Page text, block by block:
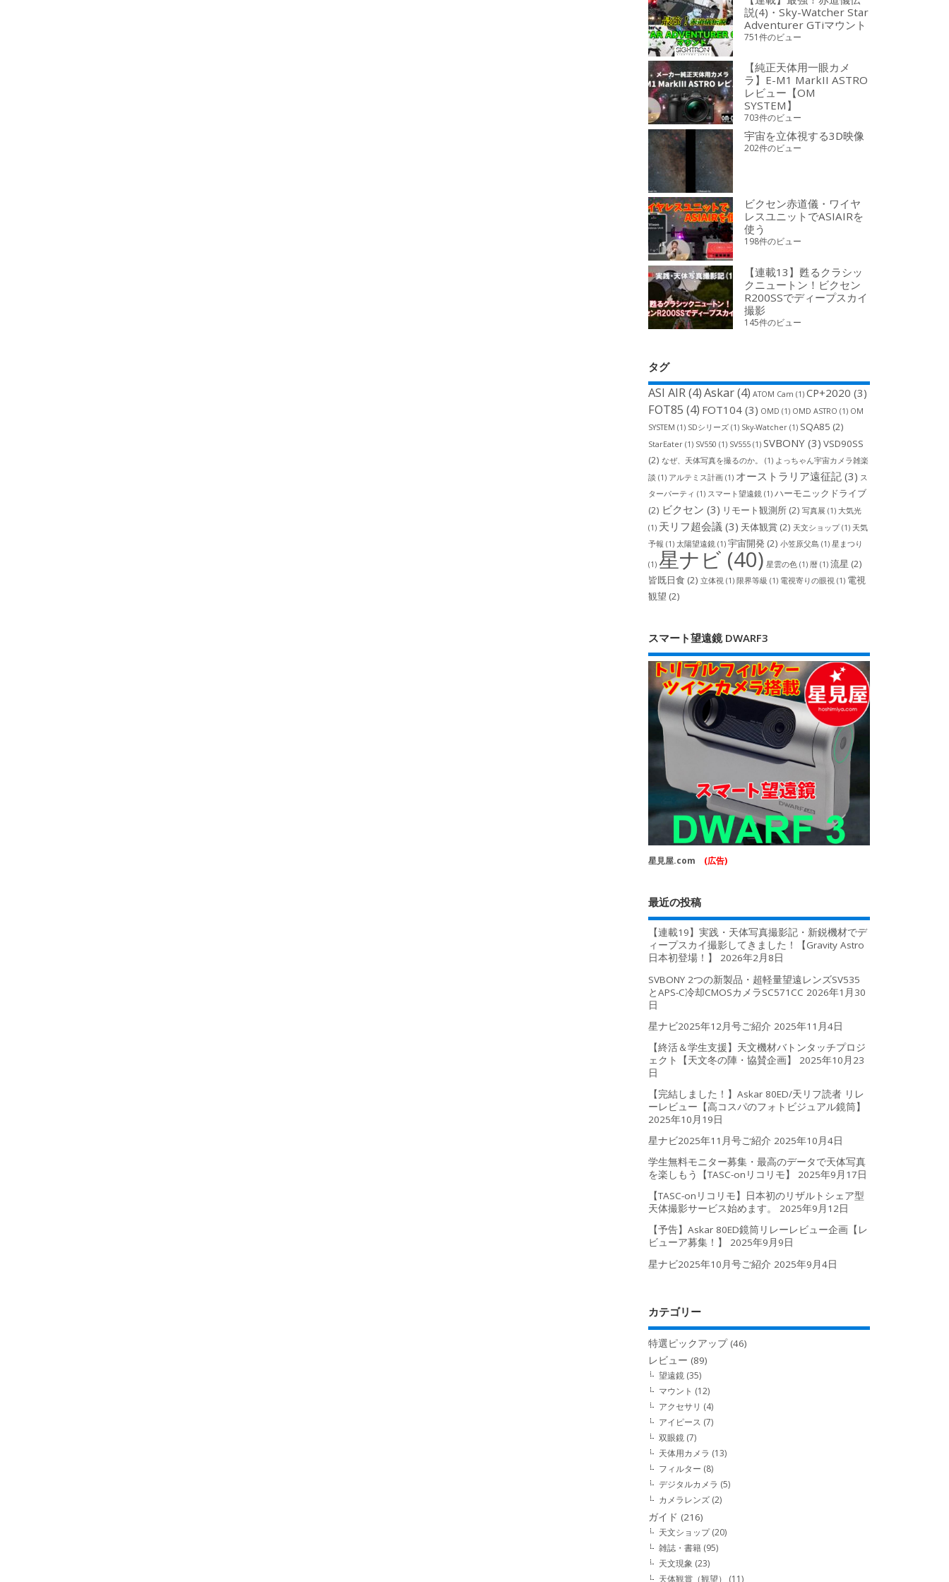
説(4)・Sky-Watcher Star
Adventurer GTiマウント
751件のビュー
【純正天体用一眼カメ
ラ】E-M1 MarkII ASTRO
レビュー【OM
SYSTEM】
703件のビュー
宇宙を立体視する3D映像
202件のビュー
ビクセン赤道儀・ワイヤ
レスユニットでASIAIRを
使う
198件のビュー
【連載13】甦るクラシッ
クニュートン！ビクセン
R200SSでディープスカイ
撮影
145件のビュー
タグ
ASI AIR(4) Askar(4) ATOM Cam (1) CP+2020 (3)
FOT85 (4) FOT104 (3) OMD (1) OMD ASTRO (1) OM
SYSTEM (1) SDシリーズ (1) Sky-Watcher (1) SQA85 (2)
StarEater (1) SV550 (1) SV555 (1) SVBONY (3) VSD90SS
(2) なぜ、天体写真を撮るのか。 (1) よっちゃん宇宙カメラ雑楽
談 (1) アルテミス計画 (1) オーストラリア遠征記 (3) ス
ターパーティ (1) スマート望遠鏡 (1) ハーモニックドライブ
(2) ビクセン (3) リモート観測所 (2) 写真展 (1) 大気光
(1) 天リフ超会議 (3) 天体観賞 (2) 天文ショップ(1) 天気
予報 (1) 太陽望遠鏡 (1) 宇宙開発 (2) 小笠原父島 (1) 星まつり
(1) 星ナビ (40) 星雲の色 (1) 暦 (1) 流星 (2)
皆既日食 (2) 立体視 (1) 限界等級 (1) 電視寄りの眼視 (1) 電視
観望 (2)
スマート望遠鏡 DWARF3
星見屋.com (広告)
最近の投稿
【連載19】実践・天体写真撮影記・新鋭機材でデ
ィープスカイ撮影してきました！【Gravity Astro
日本初登場！】
2026年2月8日
SVBONY 2つの新製品・超軽量望遠レンズSV535
とAPS-C冷却CMOSカメラSC571CC 2026年1月30
日
星ナビ2025年12月号ご紹介 2025年11月4日
【終活＆学生支援】天文機材バトンタッチプロジ
ェクト【天文冬の陣・協賛企画】
2025年10月23
日
【完結しました！】Askar 80ED/天リフ読者 リレ
ーレビュー【高コスパのフォトビジュアル鏡筒】
2025年10月19日
星ナビ2025年11月号ご紹介 2025年10月4日
学生無料モニター募集・最高のデータで天体写真
を楽しもう【TASC-onリコリモ】
2025年9月17日
【TASC-onリコリモ】日本初のリザルトシェア型
天体撮影サービス始めます。
2025年9月12日
【予告】Askar 80ED鏡筒リレーレビュー企画【レ
ビューア募集！】
2025年9月9日
星ナビ2025年10月号ご紹介 2025年9月4日
カテゴリー
特選ピックアップ(46)
レビュー (89)
望遠鏡 (35)
マウント (12)
アクセサリ (4)
アイピース (7)
双眼鏡 (7)
天体用カメラ (13)
フィルター (8)
デジタルカメラ (5)
カメラレンズ (2)
ガイド (216)
天文ショップ(20)
雑誌・書籍 (95)
天文現象 (23)
天体観賞（観望）
(11)